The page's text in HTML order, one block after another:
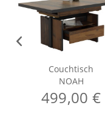
Couchtisch
NOAH
499,00 €